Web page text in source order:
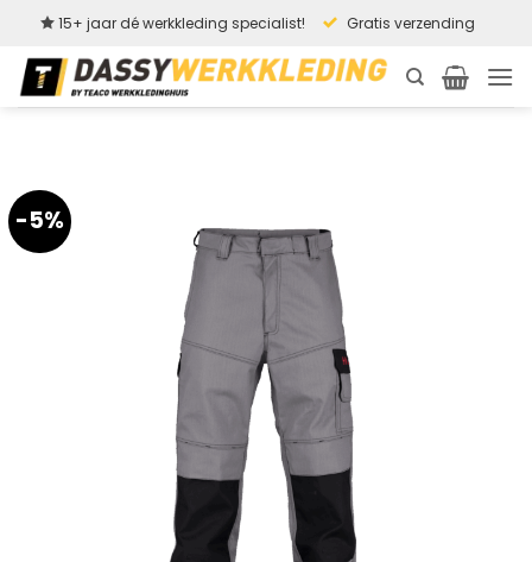
inhoud
15+ jaar dé werkkleding specialist! Gratis verzending
-5%